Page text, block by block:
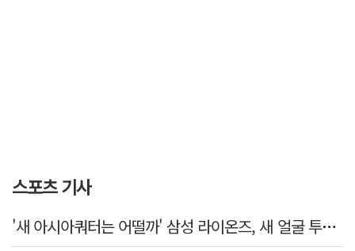
스포츠 기사
'새 아시아쿼터는 어떨까' 삼성 라이온즈, 새 얼굴 투수 미야모리 영입